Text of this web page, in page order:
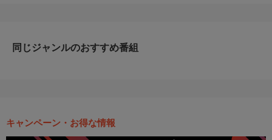
同じジャンルのおすすめ番組
キャンペーン・お得な情報